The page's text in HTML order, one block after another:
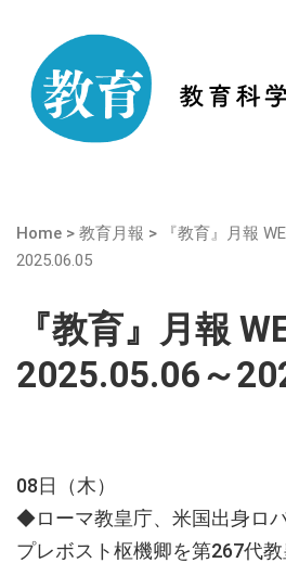
Home > 教育月報 >
『教育』月報
2025.06.05
『教育』月報
2025.05.06～
08日（木）
◆ローマ教皇庁、米国出身ロ
プレボスト枢機卿を第267代